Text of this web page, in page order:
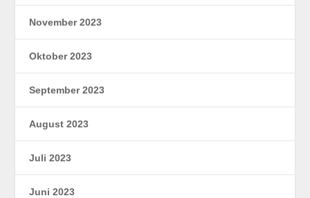
November 2023
Oktober 2023
September 2023
August 2023
Juli 2023
Juni 2023